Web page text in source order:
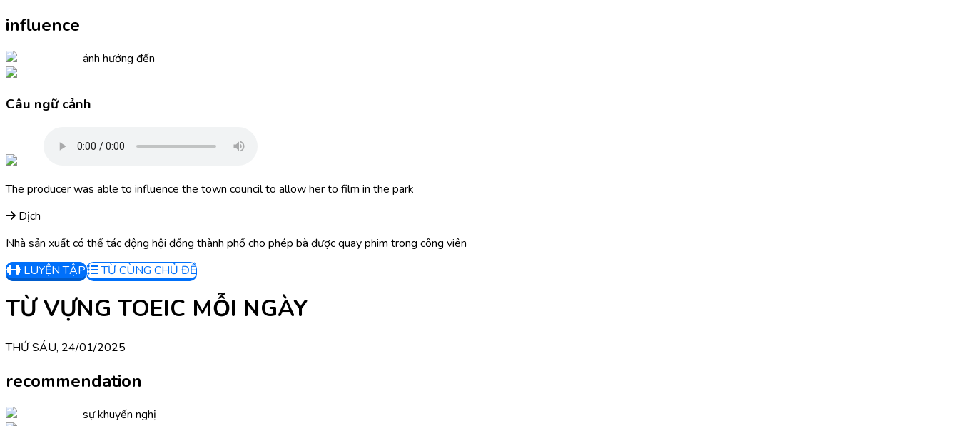
influence
ảnh hưởng đến
Câu ngữ cảnh
The producer was able to influence the town council to allow her to film in the park
Dịch
Nhà sản xuất có thể tác động hội đồng thành phố cho phép bà được quay phim trong công viên
LUYỆN TẬP
TỪ CÙNG CHỦ ĐỀ
TỪ VỰNG TOEIC MỖI NGÀY
THỨ SÁU, 24/01/2025
recommendation
sự khuyến nghị